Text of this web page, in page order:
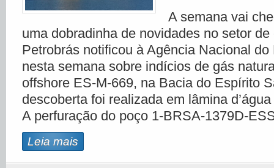
A semana vai
uma dobradinha de novidades no setor de
Petrobrás notificou à Agência Nacional
nesta semana sobre indícios de gás
offshore ES-M-669, na Bacia do Espírito
descoberta foi realizada em lâmina
A perfuração do poço 1-BRSA-1379D-
Leia mais